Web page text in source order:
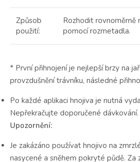
Způsob
použití:
Rozhodit rovnoměrně
pomocí rozmetadla.
* První přihnojení je nejlepší brzy na
provzdušnění trávníku, následné
Po každé aplikaci hnojiva je nutná
Nepřekračujte doporučené dávkování.
Upozornění:
Je zakázáno používat hnojivo na
nasycené a sněhem pokryté půdě. Za